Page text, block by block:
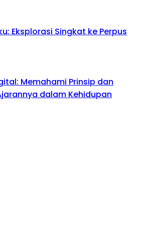
Eksplorasi Singkat ke Perpus
Memahami Prinsip dan
dalam Kehidupan